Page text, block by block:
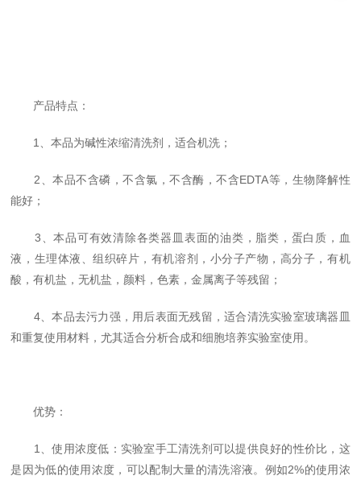
产品特点：
1、本品为碱性浓缩清洗剂，适合机洗；
2、本品不含磷，不含氯，不含酶，不含EDTA等，生物降解性
能好；
3、本品可有效清除各类器皿表面的油类，脂类，蛋白质，血
液，生理体液、组织碎片，有机溶剂，小分子产物，高分子，有机
酸，有机盐，无机盐，颜料，色素，金属离子等残留；
4、本品去污力强，用后表面无残留，适合清洗实验室玻璃器皿
和重复使用材料，尤其适合分析合成和细胞培养实验室使用。
优势：
1、使用浓度低：实验室手工清洗剂可以提供良好的性价比，这
是因为低的使用浓度，可以配制大量的清洗溶液。例如2%的使用浓